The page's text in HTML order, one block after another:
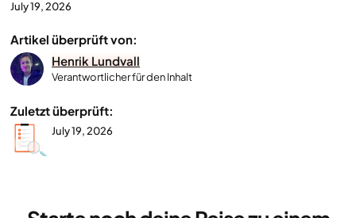
July 19, 2026
Artikel überprüft von:
Henrik Lundvall
Verantwortlicher für den Inhalt
Zuletzt überprüft:
July 19, 2026